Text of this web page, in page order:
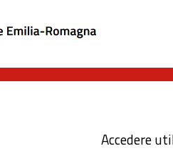
Accedere